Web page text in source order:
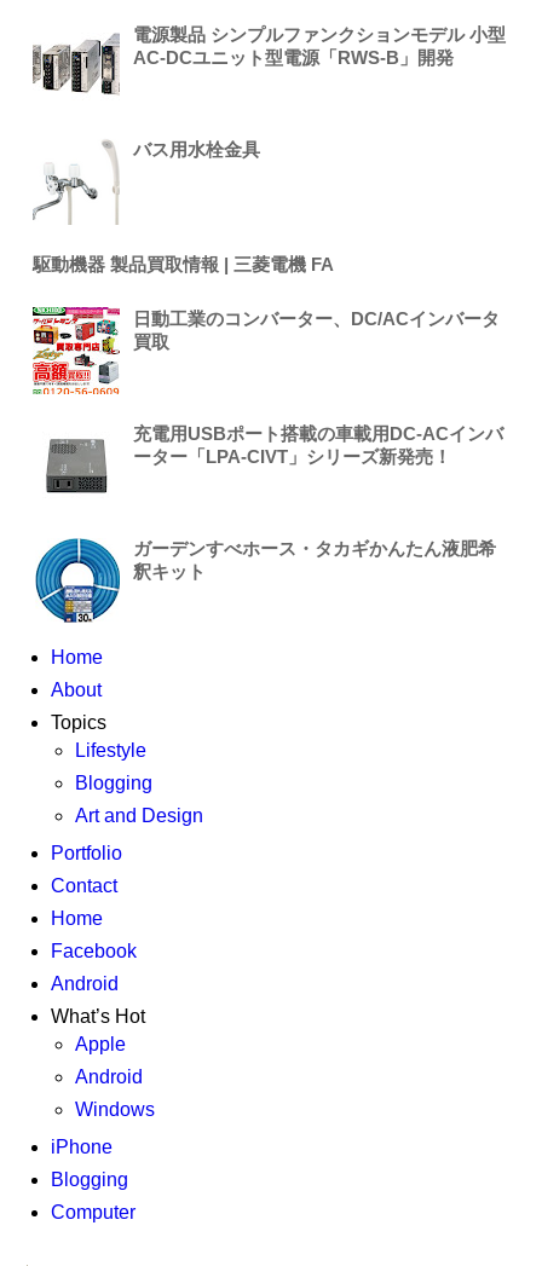
電源製品 シンプルファンクションモデル 小型
AC-DCユニット型電源「RWS-B」開発
バス用水栓金具
駆動機器 製品買取情報 | 三菱電機 FA
日動工業のコンバーター、DC/ACインバータ
買取
充電用USBポート搭載の車載用DC-ACインバ
ーター「LPA-CIVT」シリーズ新発売！
ガーデンすべホース・タカギかんたん液肥希
釈キット
Home
About
Topics
Lifestyle
Blogging
Art and Design
Portfolio
Contact
Home
Facebook
Android
What’s Hot
Apple
Android
Windows
iPhone
Blogging
Computer